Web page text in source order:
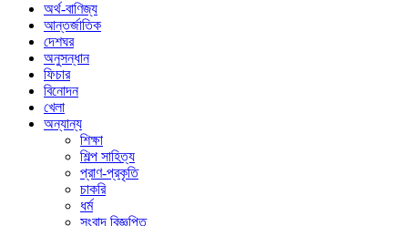
অর্থ-বাণিজ্য
আন্তর্জাতিক
দেশঘর
অনুসন্ধান
ফিচার
বিনোদন
খেলা
অন্যান্য
শিক্ষা
শিল্প সাহিত্য
প্রাণ-প্রকৃতি
চাকরি
ধর্ম
সংবাদ বিজ্ঞপ্তি